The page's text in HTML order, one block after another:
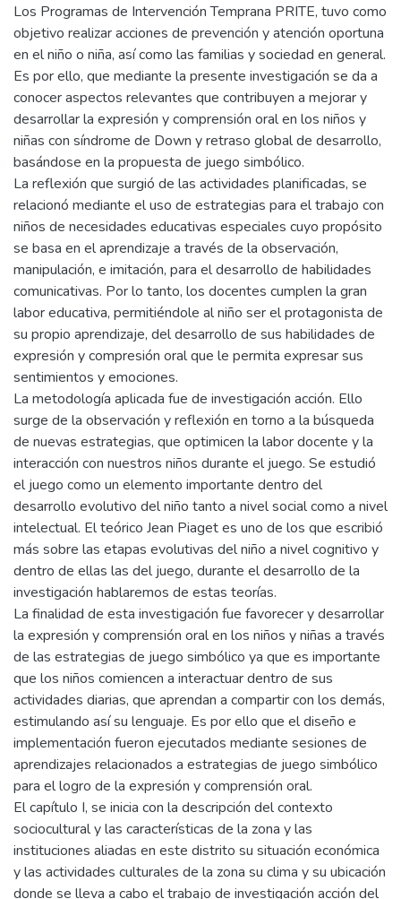
Los Programas de Intervención Temprana PRITE, tuvo como
objetivo realizar acciones de prevención y atención oportuna
en el niño o niña, así como las familias y sociedad en general.
Es por ello, que mediante la presente investigación se da a
conocer aspectos relevantes que contribuyen a mejorar y
desarrollar la expresión y comprensión oral en los niños y
niñas con síndrome de Down y retraso global de desarrollo,
basándose en la propuesta de juego simbólico.
La reflexión que surgió de las actividades planificadas, se
relacionó mediante el uso de estrategias para el trabajo con
niños de necesidades educativas especiales cuyo propósito
se basa en el aprendizaje a través de la observación,
manipulación, e imitación, para el desarrollo de habilidades
comunicativas. Por lo tanto, los docentes cumplen la gran
labor educativa, permitiéndole al niño ser el protagonista de
su propio aprendizaje, del desarrollo de sus habilidades de
expresión y compresión oral que le permita expresar sus
sentimientos y emociones.
La metodología aplicada fue de investigación acción. Ello
surge de la observación y reflexión en torno a la búsqueda
de nuevas estrategias, que optimicen la labor docente y la
interacción con nuestros niños durante el juego. Se estudió
el juego como un elemento importante dentro del
desarrollo evolutivo del niño tanto a nivel social como a nivel
intelectual. El teórico Jean Piaget es uno de los que escribió
más sobre las etapas evolutivas del niño a nivel cognitivo y
dentro de ellas las del juego, durante el desarrollo de la
investigación hablaremos de estas teorías.
La finalidad de esta investigación fue favorecer y desarrollar
la expresión y comprensión oral en los niños y niñas a través
de las estrategias de juego simbólico ya que es importante
que los niños comiencen a interactuar dentro de sus
actividades diarias, que aprendan a compartir con los demás,
estimulando así su lenguaje. Es por ello que el diseño e
implementación fueron ejecutados mediante sesiones de
aprendizajes relacionados a estrategias de juego simbólico
para el logro de la expresión y comprensión oral.
El capítulo I, se inicia con la descripción del contexto
sociocultural y las características de la zona y las
instituciones aliadas en este distrito su situación económica
y las actividades culturales de la zona su clima y su ubicación
donde se lleva a cabo el trabajo de investigación acción del